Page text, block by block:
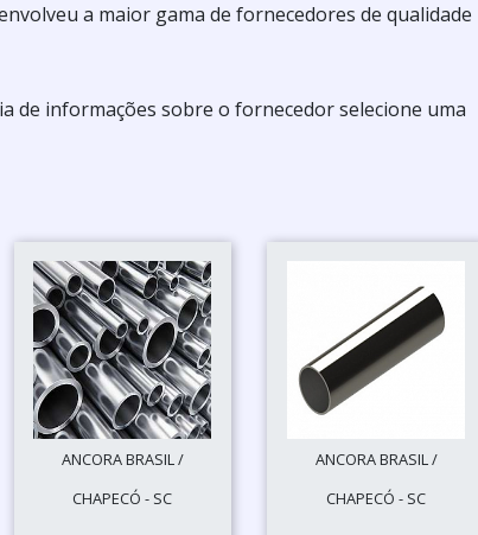
a maior gama de fornecedores de qualidade
de informações sobre o fornecedor selecione uma
ANCORA BRASIL /
CHAPECÓ - SC
ANCORA BRASIL /
CHAPECÓ - SC